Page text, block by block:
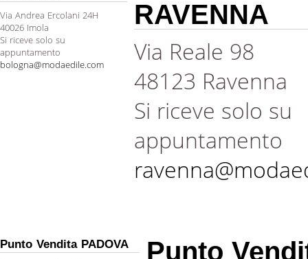
Via Andrea Ercolani 24H
40026 Imola
Si riceve solo su
appuntamento
bologna@modaedile.com
RAVENNA
Via Reale 98
48123 Ravenna
Si riceve solo su
appuntamento
Punto Vendita PADOVA
Punto